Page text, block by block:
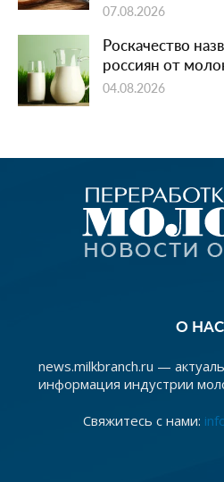
07.08.2026
Роскачество
россиян от
04.08.2026
О НАС
news.milkbranch.ru —
информация индустрии
Свяжитесь с нами: